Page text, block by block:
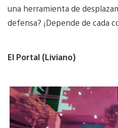
una herramienta de
defensa? ¡Depende de cada
El Portal (Liviano)